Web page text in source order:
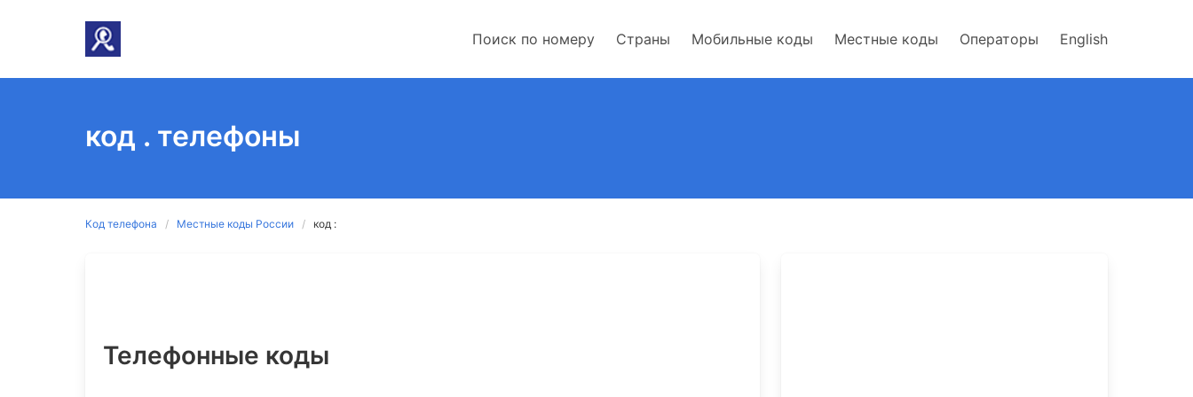
Поиск по номеру Страны Мобильные коды Местные коды Операторы English
код . телефоны
Код телефона Местные коды России код :
Телефонные коды